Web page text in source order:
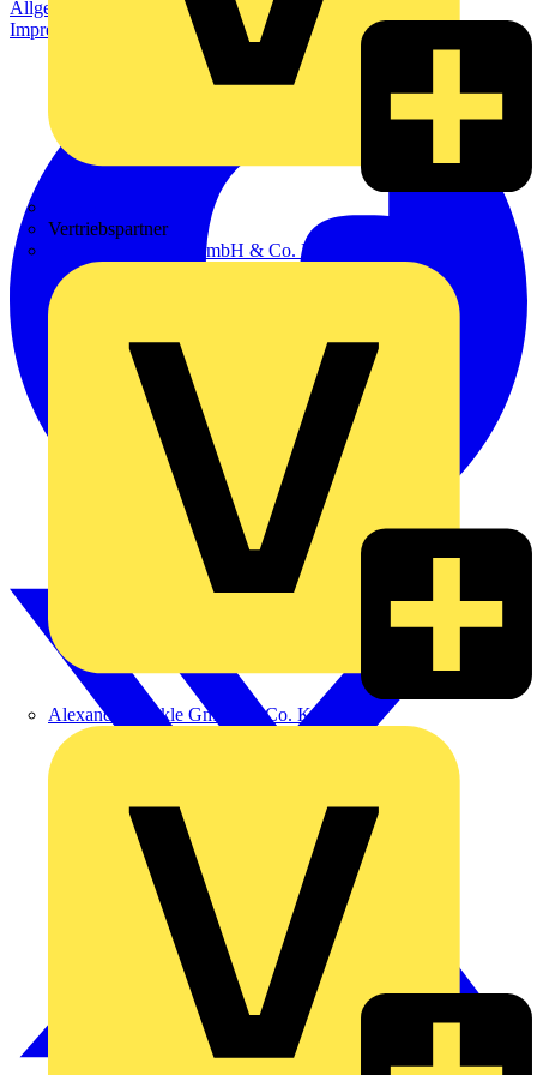
Vertriebspartner
Adalbert Zajadacz GmbH & Co. KG
Alexander Bürkle GmbH & Co. KG
Allgemeine Geschäftsbedingungen
Datenschutzerklärung
Impressum